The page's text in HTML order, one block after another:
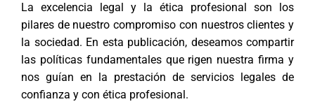
La excelencia legal y la ética profesional son los
pilares de nuestro compromiso con nuestros clientes y
la sociedad. En esta publicación, deseamos compartir
las políticas fundamentales que rigen nuestra firma y
nos guían en la prestación de servicios legales de
confianza y con ética profesional.